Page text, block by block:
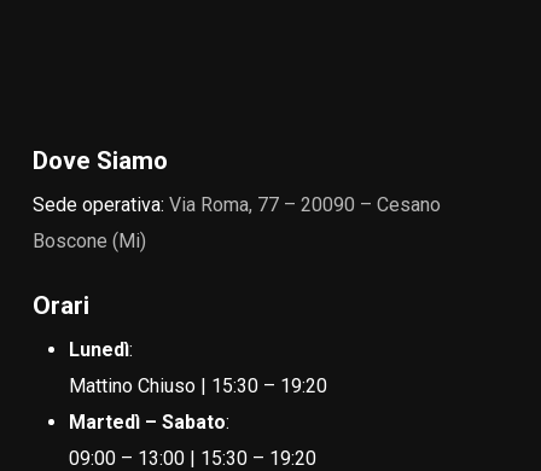
Dove Siamo
Sede operativa: Via Roma, 77 – 20090 – Cesano
Boscone (Mi)
Orari
Lunedì:
Mattino Chiuso | 15:30 – 19:20
Martedì – Sabato:
09:00 – 13:00 | 15:30 – 19:20